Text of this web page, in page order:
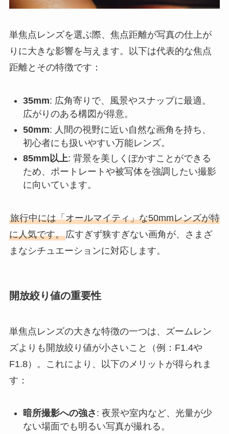
単焦点レンズを選ぶ際、焦点距離が写真の仕上が
りに大きな影響を与えます。以下は代表的な焦点
距離とその特徴です：
35mm: 広角寄りで、風景やスナップに最適。
広がりのある構図が得意。
50mm: 人間の視野に近い自然な画角を持ち、
初心者にも扱いやすい万能レンズ。
85mm以上: 背景を美しくぼかすことができる
ため、ポートレートや被写体を強調したい撮影
に向いています。
旅行中には「オールマイティ」な50mmレンズが特
に人気です。広すぎず狭すぎない画角が、さまざ
まなシチュエーションに対応します。
開放絞り値の重要性
単焦点レンズの大きな特徴の一つは、ズームレン
ズよりも開放絞り値が小さいこと（例：F1.4や
F1.8）。これにより、以下のメリットが得られま
す：
暗所撮影への強さ : 夜景や室内など、光量が少
ない場面でも明るい写真が撮れる。